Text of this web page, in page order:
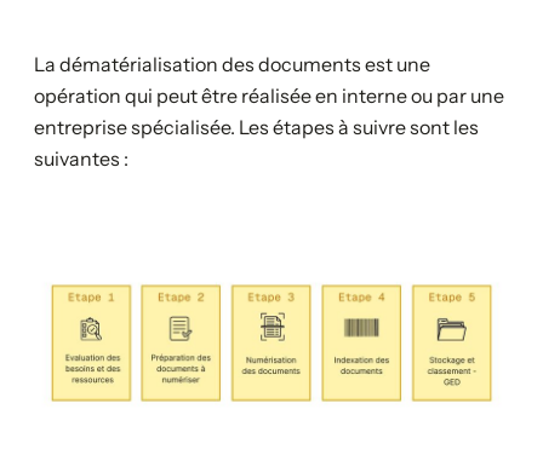
La dématérialisation des documents est une
opération qui peut être réalisée en interne ou par une
entreprise spécialisée. Les étapes à suivre sont les
suivantes :